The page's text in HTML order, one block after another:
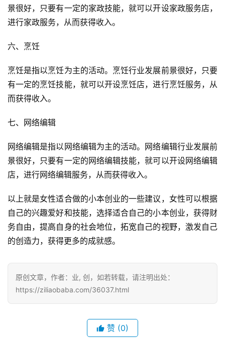
投
稿
景很好，只要有一定的家政技能，就可以开设家政服务店，
进行家政服务，从而获得收入。
六、烹饪
烹饪是指以烹饪为主的活动。烹饪行业发展前景很好，只要
有一定的烹饪技能，就可以开设烹饪店，进行烹饪服务，从
而获得收入。
七、网络编辑
网络编辑是指以网络编辑为主的活动。网络编辑行业发展前
景很好，只要有一定的网络编辑技能，就可以开设网络编辑
店，进行网络编辑服务，从而获得收入。
以上就是女性适合做的小本创业的一些建议，女性可以根据
自己的兴趣爱好和技能，选择适合自己的小本创业，获得财
务自由，提高自身的社会地位，拓宽自己的视野，激发自己
的创造力，获得更多的成就感。
原创文章，作者：业, 创，如若转载，请注明出处：
https://ziliaobaba.com/36037.html
赞 (0)